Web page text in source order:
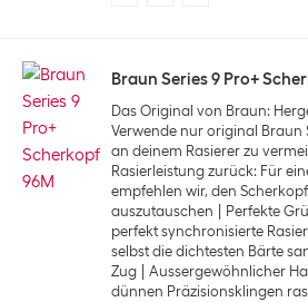
Braun Series 9 Pro+
Das Original von Braun:
Verwende nur original Braun
an deinem Rasierer zu
Rasierleistung zurück: Für
empfehlen wir, den
auszutauschen
Perfekte
perfekt synchronisierte
selbst die dichtesten Bärte
Zug
Aussergewöhnlicher
dünnen Präzisionsklingen